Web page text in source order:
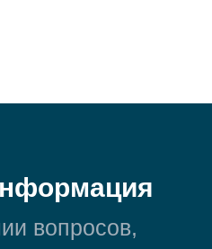
вопросов,